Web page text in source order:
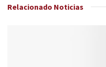
Relacionado Noticias